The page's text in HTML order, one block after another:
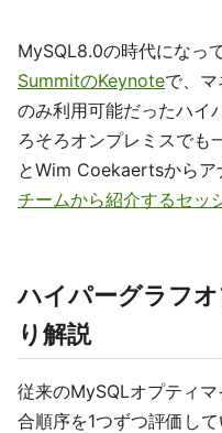
MySQL8.0の時代になっ
SummitのKeynoteで、
のみ利用可能だったハイ
ろそろオンプレミスでも
とWim Coekaertsからア
チームから紹介するセッ
ハイパーグラフ
り解説
従来のMySQLオプティ
合順序を1つずつ評価し